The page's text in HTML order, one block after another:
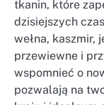
tkanin, które
dzisiejszych
wełna, kaszmir,
przewiewne i
wspomnieć o
pozwalają na